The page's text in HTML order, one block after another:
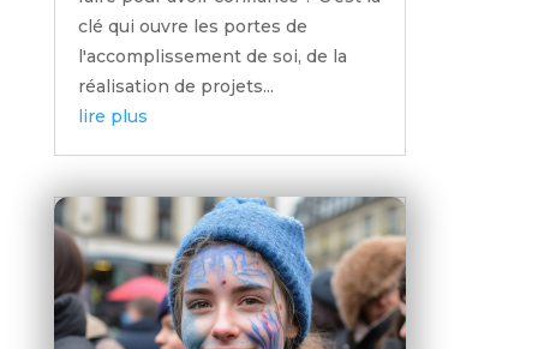
clé qui ouvre les portes de
l'accomplissement de soi, de la
réalisation de projets...
lire plus